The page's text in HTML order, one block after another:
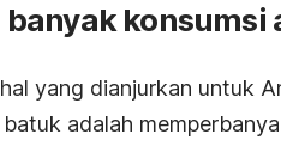
banyak konsumsi
yang dianjurkan untuk
adalah